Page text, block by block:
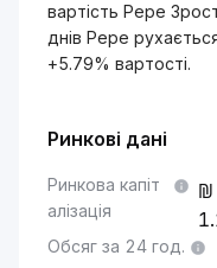
вартість Pepe
днів Pepe
+5.79% вартості.
Ринкові дані
Ринкова капіт
алізація
Обсяг за 24 год.